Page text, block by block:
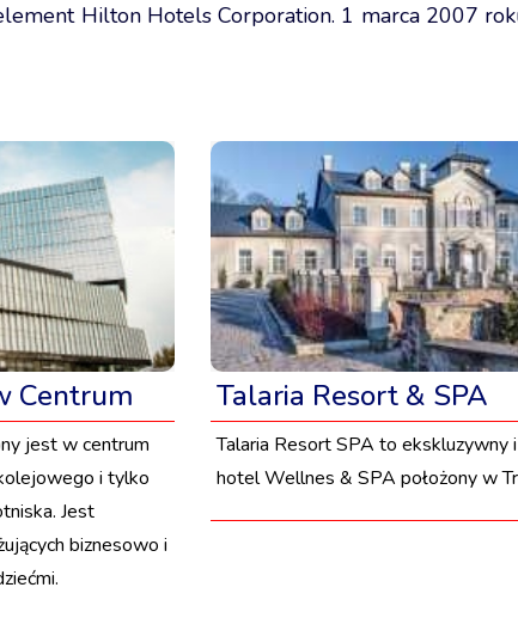
Hilton Hotels Corporation. 1 marca 2007
Centrum
jest w centrum
i tylko
Jest
biznesowo i
Talaria Resort & SPA
Talaria Resort SPA to
hotel Wellnes & SPA położony w